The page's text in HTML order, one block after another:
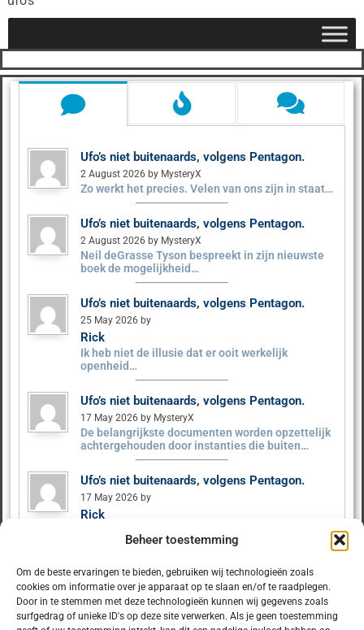
Beheer toestemming
Om de beste ervaringen te bieden, gebruiken wij technologieën zoals
cookies om informatie over je apparaat op te slaan en/of te raadplegen.
Door in te stemmen met deze technologieën kunnen wij gegevens zoals
surfgedrag of unieke ID's op deze site verwerken. Als je geen toestemming
Ufo’s niet buitenaards, volgens Pentagon.
2 August 2026 by MysteryX
Zo werkt het precies. Velen van ons zijn in staat…
Ufo’s niet buitenaards, volgens Pentagon.
2 August 2026 by MysteryX
Neil deGrasse Tyson bespreekt in zijn nieuwste
boek de mogelijkheid…
Ufo’s niet buitenaards, volgens Pentagon.
25 May 2026 by
Rick
Ik heb niet de illusie dat er ooit werkelijk
openheid…
Ufo’s niet buitenaards, volgens Pentagon.
17 May 2026 by MysteryX
De belangrijkste documenten worden opzettelijk
achtergehouden door instanties die buiten…
Ufo’s niet buitenaards, volgens Pentagon.
17 May 2026 by
Rick
Ufo’s niet buitenaards, volgens Pentagon.
9 May 2026 by MysteryX
Het Pentagon heeft ruim 160 UFO‑dossiers
vrijgegeven. Er zijn geen…